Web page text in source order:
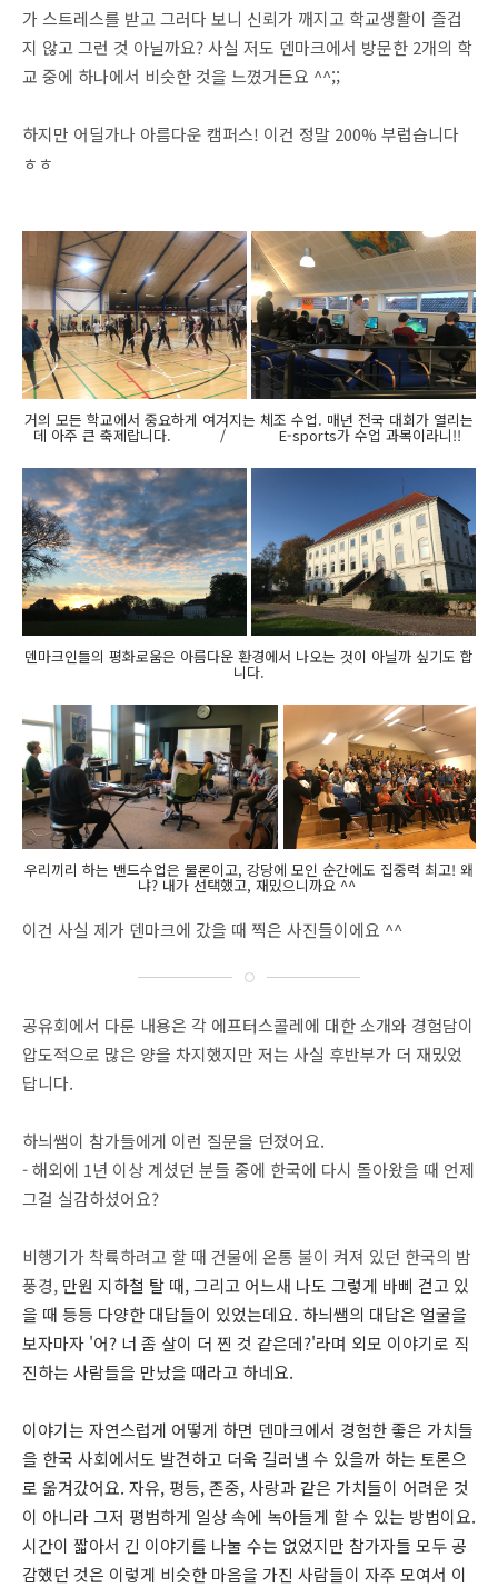
가 스트레스를 받고 그러다 보니 신뢰가 깨지고 학교생활이 즐겁
지 않고 그런 것 아닐까요? 사실 저도 덴마크에서 방문한 2개의 학
교 중에 하나에서 비슷한 것을 느꼈거든요 ^^;;
하지만 어딜가나 아름다운 캠퍼스! 이건 정말 200% 부럽습니다
ㅎㅎ
거의 모든 학교에서 중요하게 여겨지는 체조 수업. 매년 전국 대회가 열리는
데 아주 큰 축제랍니다. / E-sports가 수업 과목이라니!!
덴마크인들의 평화로움은 아름다운 환경에서 나오는 것이 아닐까 싶기도 합
니다.
우리끼리 하는 밴드수업은 물론이고, 강당에 모인 순간에도 집중력 최고! 왜
냐? 내가 선택했고, 재밌으니까요 ^^
이건 사실 제가 덴마크에 갔을 때 찍은 사진들이에요 ^^
공유회에서 다룬 내용은 각 에프터스콜레에 대한 소개와 경험담이
압도적으로 많은 양을 차지했지만 저는 사실 후반부가 더 재밌었
답니다.
하늬쌤이 참가들에게 이런 질문을 던졌어요.
- 해외에 1년 이상 계셨던 분들 중에 한국에 다시 돌아왔을 때 언제
그걸 실감하셨어요?
비행기가 착륙하려고 할 때 건물에 온통 불이 켜져 있던 한국의 밤
풍경, 만원 지하철 탈 때,그리고 어느새 나도 그렇게 바삐 걷고 있
을 때 등등 다양한 대답들이 있었는데요. 하늬쌤의 대답은 얼굴을
보자마자 '어? 너 좀 살이 더 찐 것 같은데?'라며 외모 이야기로 직
진하는 사람들을 만났을 때라고 하네요.
이야기는 자연스럽게 어떻게 하면 덴마크에서 경험한 좋은 가치들
을 한국 사회에서도 발견하고 더욱 길러낼 수 있을까 하는 토론으
로 옮겨갔어요. 자유, 평등, 존중, 사랑과 같은 가치들이 어려운 것
이 아니라 그저 평범하게 일상 속에 녹아들게 할 수 있는 방법이요.
시간이 짧아서 긴 이야기를 나눌 수는 없었지만 참가자들 모두 공
감했던 것은 이렇게 비슷한 마음을 가진 사람들이 자주 모여서 이